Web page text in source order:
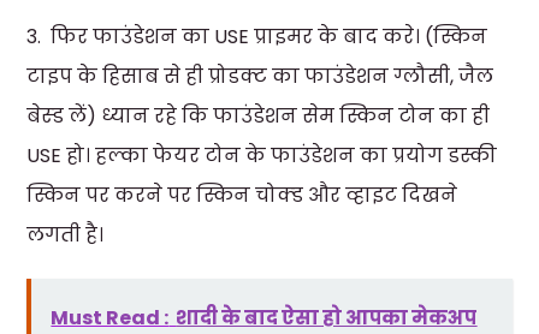
3. फिर फाउंडेशन का USE प्राइमर के बाद करे। (स्किन
टाइप के हिसाब से ही प्रोडक्ट का फाउंडेशन ग्लौसी, जैल
बेस्ड लें) ध्यान रहे कि फाउंडेशन सेम स्किन टोन का ही
USE हो। हल्का फेयर टोन के फाउंडेशन का प्रयोग डस्की
स्किन पर करने पर स्किन चोक्ड और व्हाइट दिखने
लगती है।
Must Read : शादी के बाद ऐसा हो आपका मेकअप